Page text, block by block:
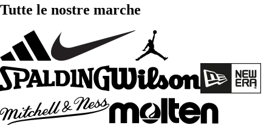
Tutte le nostre marche